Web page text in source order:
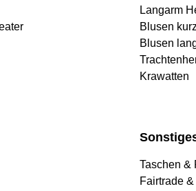
Langarm
Blusen
Blusen
Krawatten
Taschen &
Fairtrade